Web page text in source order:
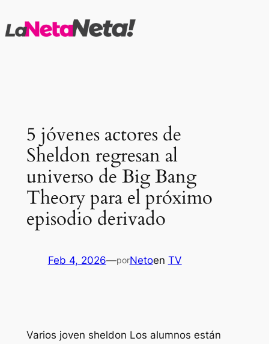
al
5 jóvenes actores de
Sheldon regresan al
universo de Big Bang
Theory para el próximo
episodio derivado
Feb 4, 2026—porNetoen TV
Varios joven sheldon Los alumnos están